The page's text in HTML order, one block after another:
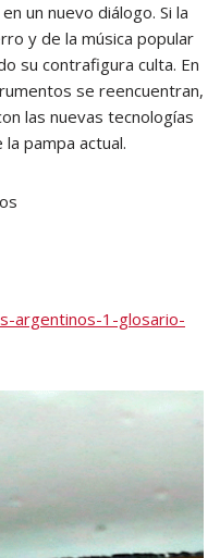
un nuevo diálogo. Si la
y de la música popular
su contrafigura culta. En
se reencuentran,
las nuevas tecnologías
pampa actual.
argentinos-1-glosario-